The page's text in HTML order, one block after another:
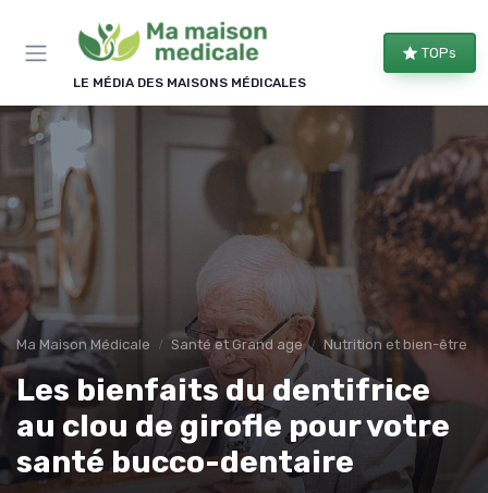
LE MÉDIA DES MAISONS MÉDICALES
TOPs
Ma Maison Médicale Santé et Grand age Nutrition et bien-être
Les bienfaits du dentifrice
au clou de girofle pour votre
santé bucco-dentaire